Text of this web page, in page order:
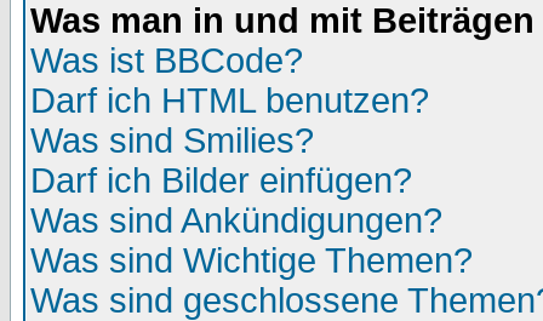
Was man in und mit
Was ist BBCode?
Darf ich HTML benutzen?
Was sind Smilies?
Darf ich Bilder einfügen?
Was sind Ankündigungen?
Was sind Wichtige Themen?
Was sind geschlossene